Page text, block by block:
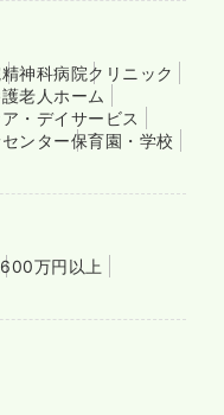
精神科病院クリニック
老人ホーム
・デイサービス
ンター保育園・学校
600万円以上